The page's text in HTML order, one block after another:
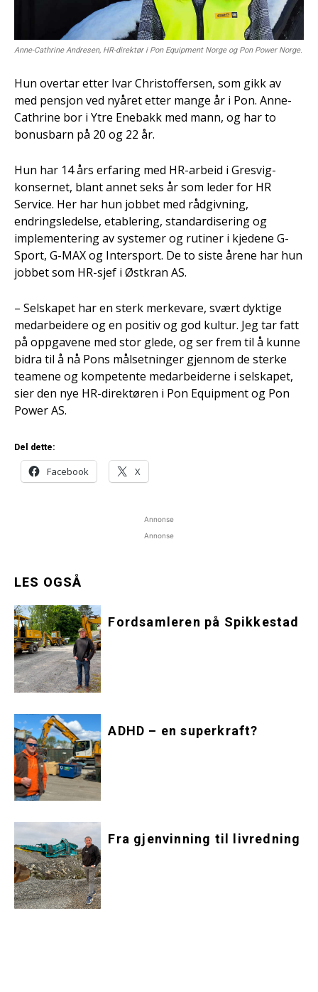
Anne-Cathrine Andresen, HR-direktør i Pon Equipment Norge og Pon Power Norge.
Hun overtar etter Ivar Christoffersen, som gikk av
med pensjon ved nyåret etter mange år i Pon. Anne-
Cathrine bor i Ytre Enebakk med mann, og har to
bonusbarn på 20 og 22 år.
Hun har 14 års erfaring med HR-arbeid i Gresvig-
konsernet, blant annet seks år som leder for HR
Service. Her har hun jobbet med rådgivning,
endringsledelse, etablering, standardisering og
implementering av systemer og rutiner i kjedene G-
Sport, G-MAX og Intersport. De to siste årene har hun
jobbet som HR-sjef i Østkran AS.
– Selskapet har en sterk merkevare, svært dyktige
medarbeidere og en positiv og god kultur. Jeg tar fatt
på oppgavene med stor glede, og ser frem til å kunne
bidra til å nå Pons målsetninger gjennom de sterke
teamene og kompetente medarbeiderne i selskapet,
sier den nye HR-direktøren i Pon Equipment og Pon
Power AS.
Del dette:
Facebook X
Annonse
Annonse
LES OGSÅ
Fordsamleren på Spikkestad
ADHD – en superkraft?
Fra gjenvinning til livredning